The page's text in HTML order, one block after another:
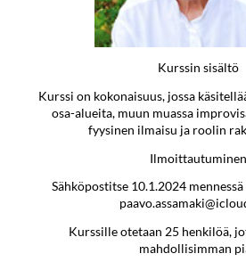
Kurssin sisältö
Kurssi on kokonaisuus, jossa
osa-alueita, muun muassa
fyysinen ilmaisu ja roolin
Ilmoittautuminen
Sähköpostitse 10.1.2024
Kurssille otetaan 25 henkilöä,
mahdollisimman